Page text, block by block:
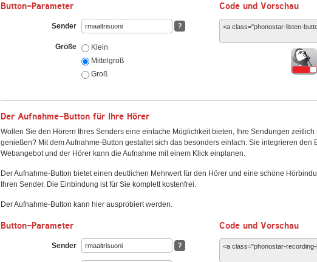
Button-Parameter
Sender ?
Größe
Klein
Mittelgroß
Groß
Code und Vorschau
Der Aufnahme-Button für Ihre Hörer
Wollen Sie den Hörern Ihres Senders eine einfache Möglichkeit bieten, Ihre Sendungen zeitlich
genießen? Mit dem Aufnahme-Button gestaltet sich das besonders einfach: Sie integrieren den
Webangebot und der Hörer kann die Aufnahme mit einem Klick einplanen.
Der Aufnahme-Button bietet einen deutlichen Mehrwert für den Hörer und eine schöne
Ihren Sender. Die Einbindung ist für Sie komplett kostenfrei.
Der Aufnahme-Button kann hier ausprobiert werden.
Button-Parameter
Sender ?
Code und Vorschau